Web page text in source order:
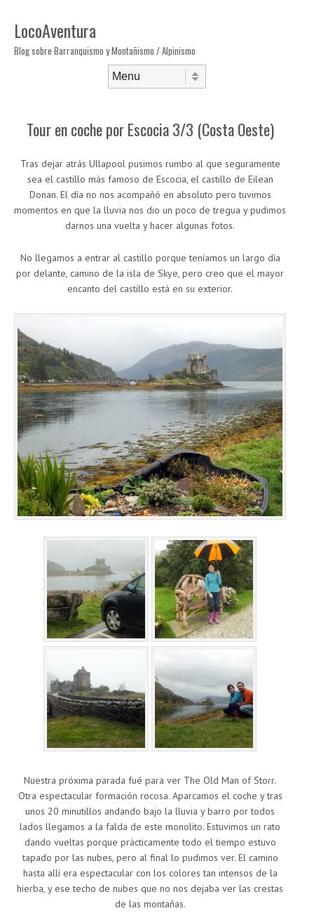
LocoAventura
Blog sobre Barranquismo y Montañismo / Alpinismo
Tour en coche por Escocia 3/3 (Costa Oeste)
Tras dejar atrás Ullapool pusimos rumbo al que seguramente
sea el castillo más famoso de Escocia, el castillo de Eilean
Donan. El día no nos acompañó en absoluto pero tuvimos
momentos en que la lluvia nos dio un poco de tregua y pudimos
darnos una vuelta y hacer algunas fotos.
No llegamos a entrar al castillo porque teníamos un largo día
por delante, camino de la isla de Skye, pero creo que el mayor
encanto del castillo está en su exterior.
Nuestra próxima parada fué para ver The Old Man of Storr.
Otra espectacular formación rocosa. Aparcamos el coche y tras
unos 20 minutillos andando bajo la lluvia y barro por todos
lados llegamos a la falda de este monolito. Estuvimos un rato
dando vueltas porque prácticamente todo el tiempo estuvo
tapado por las nubes, pero al final lo pudimos ver. El camino
hasta allí era espectacular con los colores tan intensos de la
hierba, y ese techo de nubes que no nos dejaba ver las crestas
de las montañas.